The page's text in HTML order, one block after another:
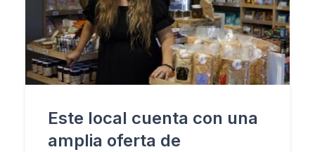
Este local cuenta con una
amplia oferta de